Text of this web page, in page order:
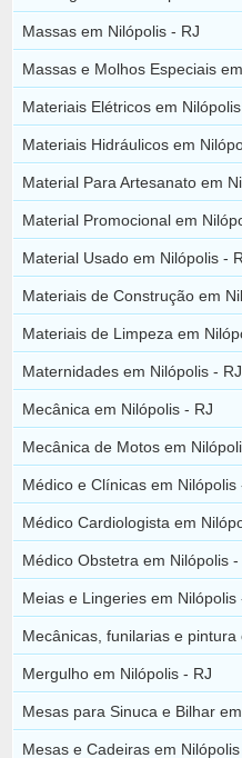
Massas em Nilópolis - RJ
Massas e Molhos Especiais
Materiais Elétricos em
Materiais Hidráulicos em
Material Para Artesanato em
Material Promocional em
Material Usado em Nilópolis -
Materiais de Construção em
Materiais de Limpeza em
Maternidades em Nilópolis - RJ
Mecânica em Nilópolis - RJ
Mecânica de Motos em
Médico e Clínicas em Nilópolis
Médico Cardiologista em
Médico Obstetra em Nilópolis -
Meias e Lingeries em Nilópolis
Mecânicas, funilarias e pintura
Mergulho em Nilópolis - RJ
Mesas para Sinuca e Bilhar
Mesas e Cadeiras em